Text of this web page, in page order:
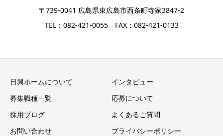
〒739-0041 広島県東広島市西条町寺家3847-2
TEL：082-421-0055 FAX：082-421-0133
日興ホームについて
インタビュー
募集職種一覧
応募について
採用ブログ
よくあるご質問
お問い合わせ
プライバシーポリシー